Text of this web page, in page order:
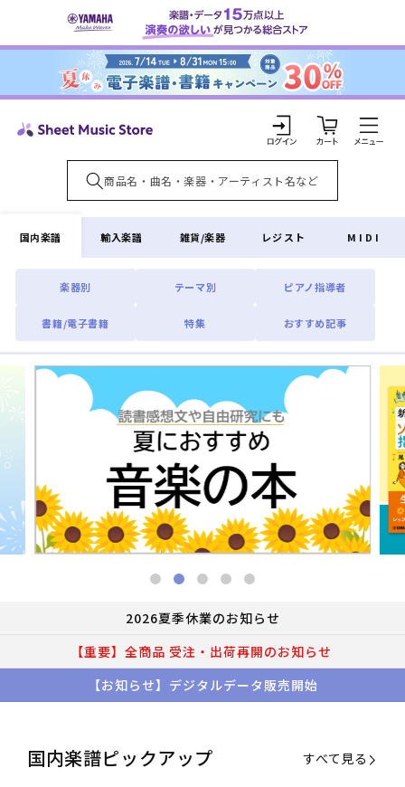
ンツに
ロ
グ
イ
ン
カ
ー
ト
国内楽譜
楽器別 テーマ別 ピアノ指導者
書籍/電子書籍 特集 おすすめ記事
輸入楽譜 雑貨/楽器 レジスト MIDI
2026夏季休業のお知らせ
【重要】全商品 受注・出荷再開のお知らせ
【お知らせ】デジタルデータ販売開始
国内楽譜ピックアップ すべて見る